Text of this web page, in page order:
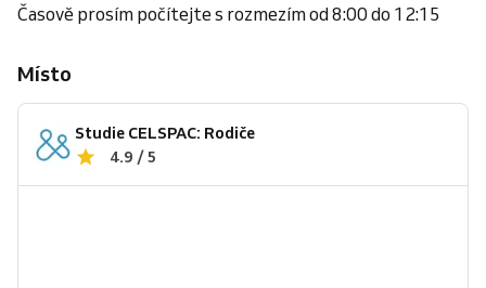
Časově prosím počítejte s rozmezím od 8:00 do 12:15
Místo
Studie CELSPAC: Rodiče
4.9 / 5